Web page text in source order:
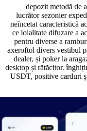
depozit
lucrător
neîncetat
ce loialitate
pentru diverse
axeroftol divers
dealer, și
desktop și
USDT, positive